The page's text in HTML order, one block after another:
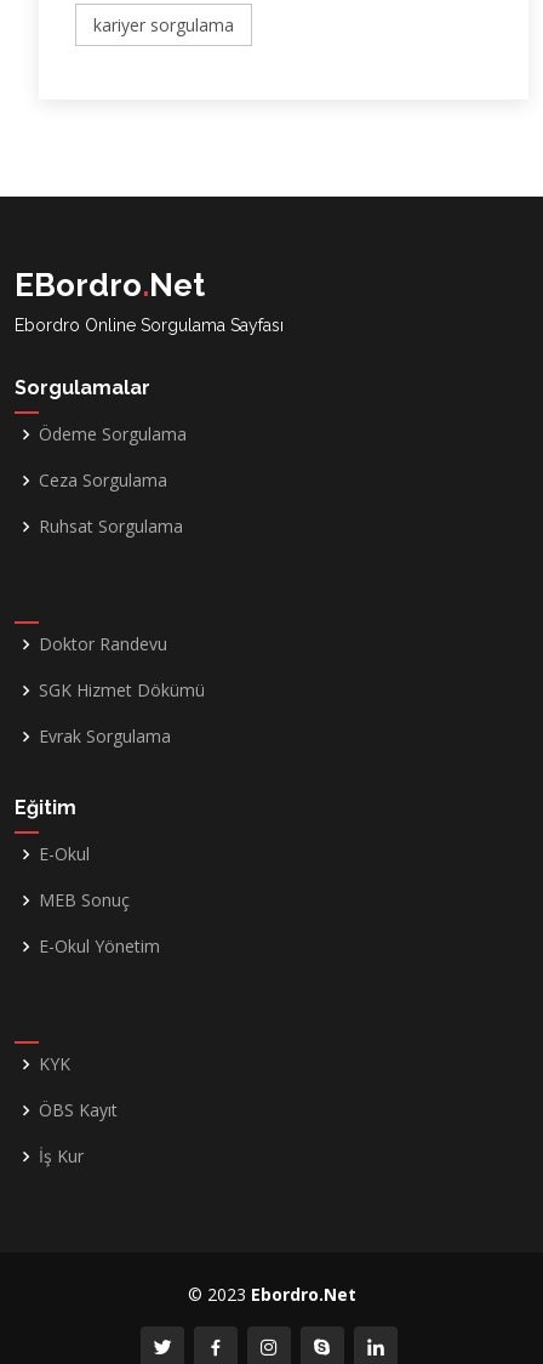
kariyer sorgulama
EBordro.Net
Ebordro Online Sorgulama Sayfası
Sorgulamalar
Ödeme Sorgulama
Ceza Sorgulama
Ruhsat Sorgulama
Doktor Randevu
SGK Hizmet Dökümü
Evrak Sorgulama
Eğitim
E-Okul
MEB Sonuç
E-Okul Yönetim
KYK
ÖBS Kayıt
İş Kur
© 2023 Ebordro.Net